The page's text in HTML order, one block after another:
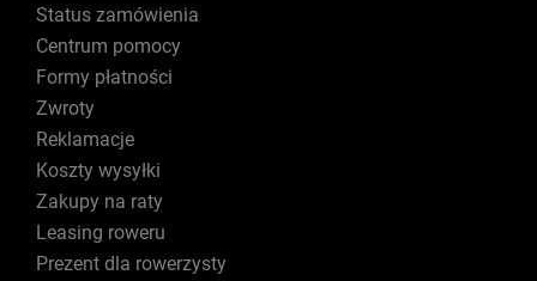
Status zamówienia
Centrum pomocy
Formy płatności
Zwroty
Reklamacje
Koszty wysyłki
Zakupy na raty
Leasing roweru
Prezent dla rowerzysty